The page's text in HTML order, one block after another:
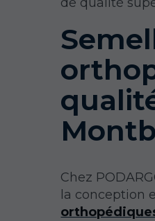
Chez
la conception